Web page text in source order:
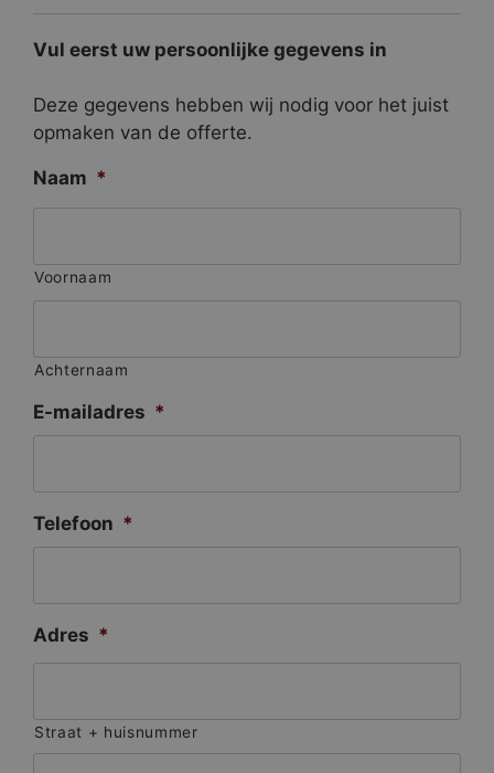
Vul eerst uw persoonlijke gegevens in
Deze gegevens hebben wij nodig voor het juist
opmaken van de offerte.
Naam *
Voornaam
Achternaam
E-mailadres *
Telefoon *
Adres *
Straat + huisnummer